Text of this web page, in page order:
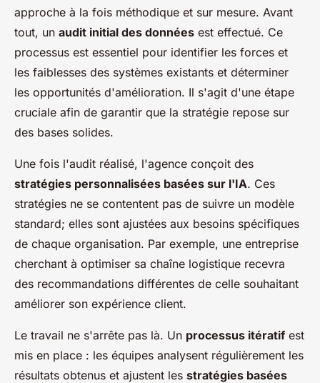
approche à la fois méthodique et sur mesure. Avant
tout, un audit initial des données est effectué. Ce
processus est essentiel pour identifier les forces et
les faiblesses des systèmes existants et déterminer
les opportunités d'amélioration. Il s'agit d'une étape
cruciale afin de garantir que la stratégie repose sur
des bases solides.
Une fois l'audit réalisé, l'agence conçoit des
stratégies personnalisées basées sur l'IA. Ces
stratégies ne se contentent pas de suivre un modèle
standard; elles sont ajustées aux besoins spécifiques
de chaque organisation. Par exemple, une entreprise
cherchant à optimiser sa chaîne logistique recevra
des recommandations différentes de celle souhaitant
améliorer son expérience client.
Le travail ne s'arrête pas là. Un processus itératif est
mis en place : les équipes analysent régulièrement les
résultats obtenus et ajustent les stratégies basées